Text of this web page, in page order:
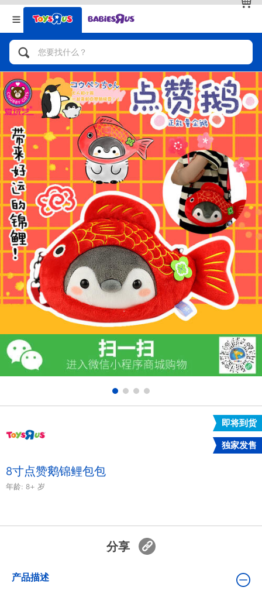
返回
分类目录
人气英雄，角色扮演，射击玩具
自行车，滑板车，骑乘车
拼砌组合及乐高LEGO
玩具车，货车，火车及遥控系列
手工艺，文具，蜡笔，泥胶，画板
娃娃，芭比，收藏公仔
电子玩具
游戏及拼图系列
益智学习玩具
户外及运动产品
模仿，化妆及造型系列
毛绒公仔玩具
返回
品牌
查看全部
即将到货
独家发售
8寸点赞鹅锦鲤包包
年龄: 8+ 岁
分享
产品描述